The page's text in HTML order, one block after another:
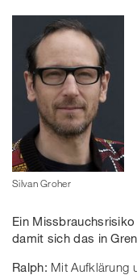
Silvan Groher
Ein
damit sich das in
Ralph: Mit Aufklärung